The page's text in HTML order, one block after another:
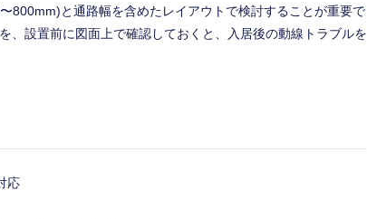
800mm)と通路幅を含めたレイアウトで検討することが重要で
、設置前に図面上で確認しておくと、入居後の動線トラブルを
応